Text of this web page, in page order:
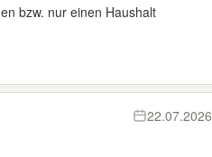
bzw. nur einen Haushalt
22.07.2026